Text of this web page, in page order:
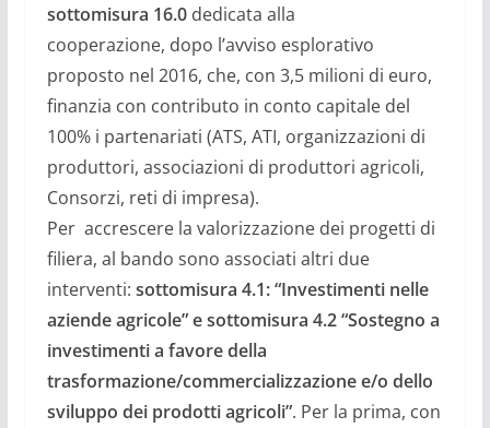
sottomisura 16.0dedicata alla
cooperazione, dopo l’avviso esplorativo
proposto nel 2016, che, con 3,5 milioni di euro,
finanzia con contributo in conto capitale del
100%i partenariati (ATS, ATI, organizzazioni di
produttori, associazioni di produttori agricoli,
Consorzi, reti di impresa).
Per accrescere la valorizzazione dei progetti di
filiera, al bando sono associati altri due
interventi: sottomisura 4.1:“Investimenti nelle
aziende agricole”e sottomisura 4.2“Sostegno a
investimenti a favore della
trasformazione/commercializzazione e/o dello
sviluppo dei prodotti agricoli”. Per la prima, con